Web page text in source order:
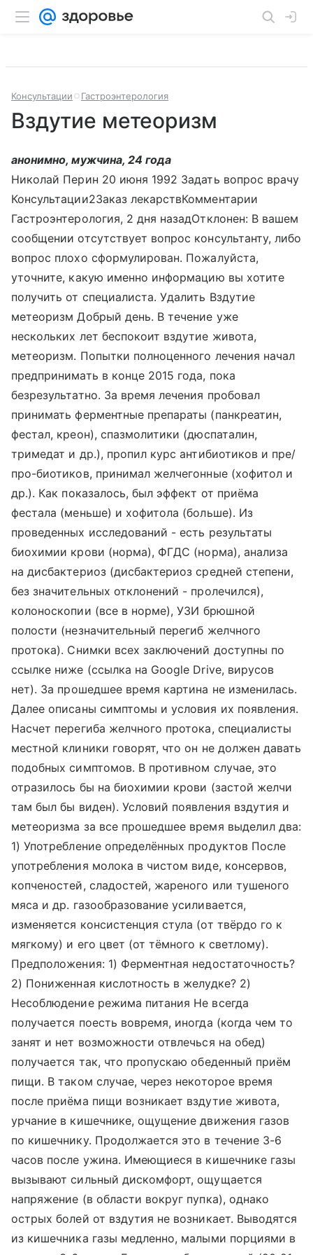
Консультации Гастроэнтерология
Вздутие метеоризм
анонимно, мужчина, 24 года
Николай Перин 20 июня 1992 Задать вопрос врачу
Консультации2Заказ лекарствКомментарии
Гастроэнтерология, 2 дня назадОтклонен: В вашем
сообщении отсутствует вопрос консультанту, либо
вопрос плохо сформулирован. Пожалуйста,
уточните, какую именно информацию вы хотите
получить от специалиста. Удалить Вздутие
метеоризм Добрый день. В течение уже
нескольких лет беспокоит вздутие живота,
метеоризм. Попытки полноценного лечения начал
предпринимать в конце 2015 года, пока
безрезультатно. За время лечения пробовал
принимать ферментные препараты (панкреатин,
фестал, креон), спазмолитики (дюспаталин,
тримедат и др.), пропил курс антибиотиков и пре/
про-биотиков, принимал желчегонные (хофитол и
др.). Как показалось, был эффект от приёма
фестала (меньше) и хофитола (больше). Из
проведенных исследований - есть результаты
биохимии крови (норма), ФГДС (норма), анализа
на дисбактериоз (дисбактериоз средней степени,
без значительных отклонений - пролечился),
колоноскопии (все в норме), УЗИ брюшной
полости (незначительный перегиб желчного
протока). Снимки всех заключений доступны по
ссылке ниже (ссылка на Google Drive, вирусов
нет). За прошедшее время картина не изменилась.
Далее описаны симптомы и условия их появления.
Насчет перегиба желчного протока, специалисты
местной клиники говорят, что он не должен давать
подобных симптомов. В противном случае, это
отразилось бы на биохимии крови (застой желчи
там был бы виден). Условий появления вздутия и
метеоризма за все прошедшее время выделил два:
1) Употребление определённых продуктов После
употребления молока в чистом виде, консервов,
копченостей, сладостей, жареного или тушеного
мяса и др. газообразование усиливается,
изменяется консистенция стула (от твёрдо го к
мягкому) и его цвет (от тёмного к светлому).
Предположения: 1) Ферментная недостаточность?
2) Пониженная кислотность в желудке? 2)
Несоблюдение режима питания Не всегда
получается поесть вовремя, иногда (когда чем то
занят и нет возможности отвлечься на обед)
получается так, что пропускаю обеденный приём
пищи. В таком случае, через некоторое время
после приёма пищи возникает вздутие живота,
урчание в кишечнике, ощущение движения газов
по кишечнику. Продолжается это в течение 3-6
часов после ужина. Имеющиеся в кишечнике газы
вызывают сильный дискомфорт, ощущается
напряжение (в области вокруг пупка), однако
острых болей от вздутия не возникает. Выводятся
из кишечника газы медленно, малыми порциями в